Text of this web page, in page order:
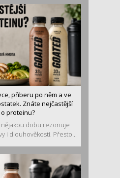
přiberu po něm a ve
Znáte nejčastější
proteinu?
dobu rezonuje
i dlouhověkosti. Přesto...